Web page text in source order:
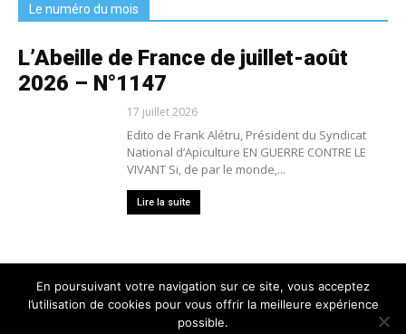
Le numéro du mois
L’Abeille de France de juillet-août
2026 – N°1147
17 juillet 2026
Edito de Frank Alétru, Président du Syndicat
National d’Apiculture EN GUERRE CONTRE LE
VIVANT Si, de par le monde,...
Lire la suite
Nous contacter
Conditions générales de vente
Politique de confidentialité
En poursuivant votre navigation sur ce site, vous acceptez
l’utilisation de cookies pour vous offrir la meilleure expérience
possible.